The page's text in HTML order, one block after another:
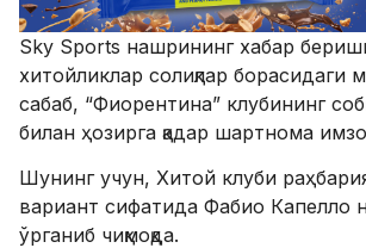
Sky Sports нашрининг хабар
хитойликлар солиқлар борасидаги
сабаб, “Фиорентина” клубининг
билан ҳозирга қадар шартнома
Шунинг учун, Хитой клуби
вариант сифатида Фабио Капелло
ўрганиб чиқмоқда.